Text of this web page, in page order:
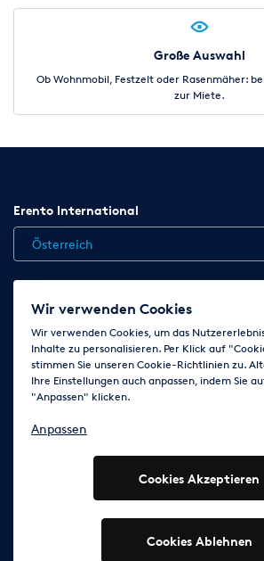
Große Auswahl
Ob Wohnmobil, Festzelt oder Rasenmäher:
zur Miete.
Erento International
Österreich
Jobs Kontakt News
AGB
Impressum Cookie-
Folge uns auf
© 2003 - 2026 Erento Campanda
vorbehalten
Ausgewiesene Marken gehören den
Wir verwenden Cookies
Wir verwenden Cookies, um das
Inhalte zu personalisieren. Per Klick auf
stimmen Sie unseren Cookie-Richtlinien zu.
Ihre Einstellungen auch anpassen, indem Sie
"Anpassen" klicken.
Anpassen
Cookies Akzeptieren
Cookies Ablehnen